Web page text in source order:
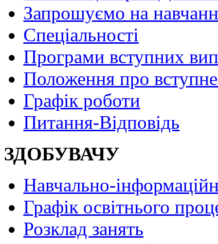
Запрошуємо на
Спеціальності
Програми вступних
Положення про
Графік роботи
Питання-Відповідь
ЗДОБУВАЧУ
Навчально-
Графік освітнього
Розклад занять